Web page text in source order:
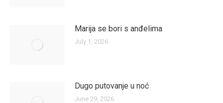
Marija se bori s anđelima
July 1, 2026
Dugo putovanje u noć
June 29, 2026